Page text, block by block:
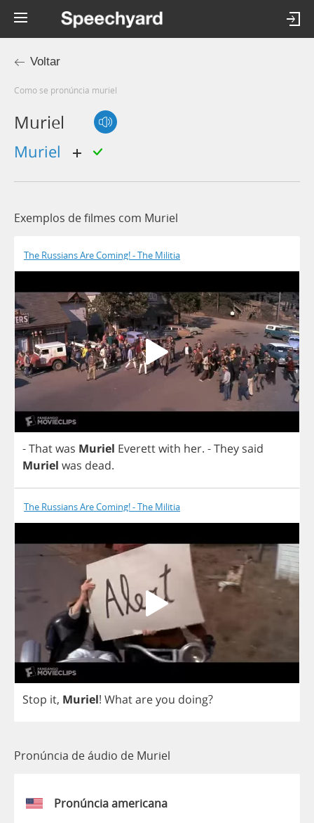
Voltar
Como se pronúncia muriel
Muriel
muriel
Exemplos de filmes com Muriel
The Russians Are Coming! - The Militia
-Thatwas Muriel Everettwith her. -They said
Muriel was dead.
The Russians Are Coming! - The Militia
Stop it, Muriel! Whatareyou doing?
Pronúncia de áudio de Muriel
Pronúncia americana